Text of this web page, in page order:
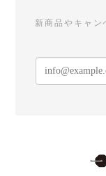
新商品やキャン